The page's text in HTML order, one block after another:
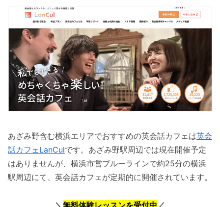
あざみ野含む横浜エリアでおすすめの英会話カフェは英会
話カフェLanCulです。あざみ野駅周辺では現在開催予定
はありませんが、横浜市営ブルーラインで約25分の横浜
駅周辺にて、英会話カフェが定期的に開催されています。